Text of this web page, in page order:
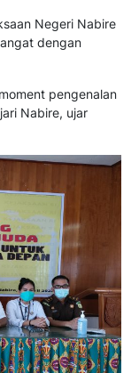
Negeri Nabire
dengan
pengenalan
Nabire, ujar